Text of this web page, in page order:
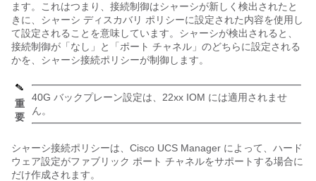
ます。これはつまり、接続制御はシャーシが新しく検出されたと
きに、シャーシ ディスカバリ ポリシーに設定された内容を使用し
て設定されることを意味しています。シャーシが検出されると、
接続制御が「なし」と「ポート チャネル」のどちらに設定される
かを、シャーシ接続ポリシーが制御します。
重
要
40G バックプレーン設定は、22xx IOM には適用されませ
ん。
シャーシ接続ポリシーは、 Cisco UCS Manager によって、ハード
ウェア設定がファブリック ポート チャネルをサポートする場合に
だけ作成されます。